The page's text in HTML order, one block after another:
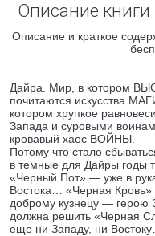
Описание
Описание и краткое
Дайра. Мир, в котором
почитаются искусства
котором хрупкое
Запада и суровыми
кровавый хаос ВОЙНЫ.
Потому что стало
в темные для Дайры годы
«Черный Пот» — уже в
Востока… «Черная
доброму кузнецу —
должна решить «Черная
еще ни Западу, ни